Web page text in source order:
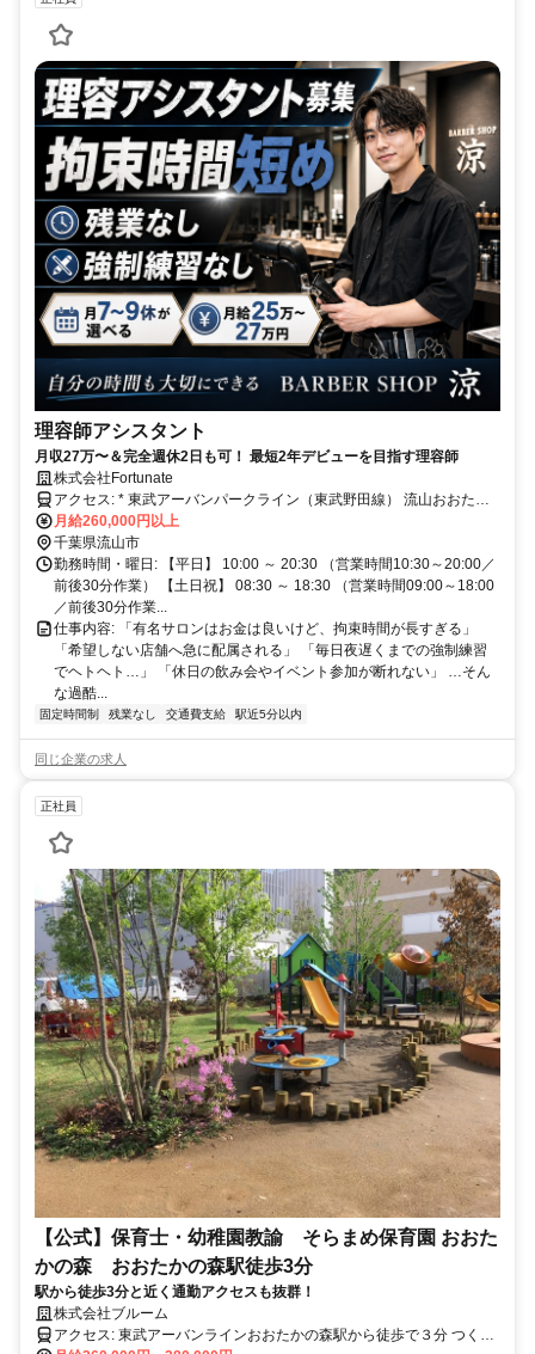
理容師アシスタント
月収27万〜＆完全週休2日も可！ 最短2年デビューを目指す理容師
株式会社Fortunate
アクセス: * 東武アーバンパークライン（東武野田線） 流山おおたか
の森駅から徒歩で2分 * つくばエクスプレス 流山おおたかの森駅から
徒歩で4分
月給260,000円以上
千葉県流山市
勤務時間・曜日: 【平日】 10:00 ～ 20:30 （営業時間10:30～20:00／
前後30分作業） 【土日祝】 08:30 ～ 18:30 （営業時間09:00～18:00
／前後30分作業...
仕事内容: 「有名サロンはお金は良いけど、拘束時間が長すぎる」
「希望しない店舗へ急に配属される」 「毎日夜遅くまでの強制練習
でヘトヘト…」 「休日の飲み会やイベント参加が断れない」 …そん
な過酷...
固定時間制 残業なし 交通費支給 駅近5分以内
同じ企業の求人
正社員
【公式】保育士・幼稚園教諭 そらまめ保育園 おおた
かの森 おおたかの森駅徒歩3分
駅から徒歩3分と近く通勤アクセスも抜群！
株式会社ブルーム
アクセス: 東武アーバンラインおおたかの森駅から徒歩で３分 つくば